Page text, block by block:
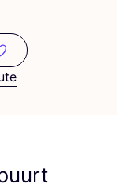
favorieten